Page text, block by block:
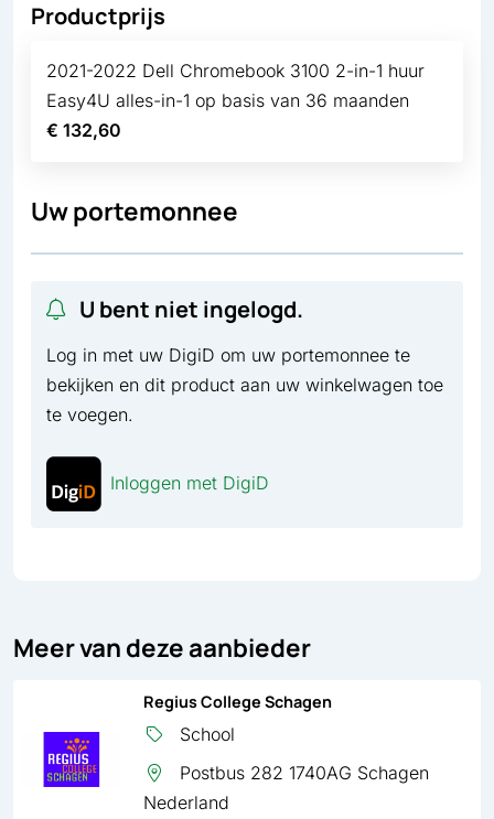
Productprijs
2021-2022 Dell Chromebook 3100 2-in-1 huur
Easy4U alles-in-1 op basis van 36 maanden
€ 132,60
Uw portemonnee
U bent niet ingelogd.
Log in met uw DigiD om uw portemonnee te
bekijken en dit product aan uw winkelwagen toe
te voegen.
Inloggen met DigiD
Meer van deze aanbieder
Regius College Schagen
School
Postbus 282 1740AG Schagen
Nederland